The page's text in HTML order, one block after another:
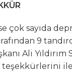
çok sayıda
9
Ali
teşekkürlerini